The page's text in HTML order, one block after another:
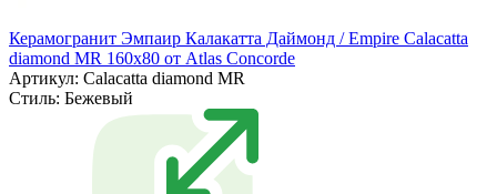
Керамогранит Эмпаир Калакатта Даймонд / Empire Calacatta
diamond MR 160x80 от Atlas Concorde
Артикул: Calacatta diamond MR
Стиль: Бежевый